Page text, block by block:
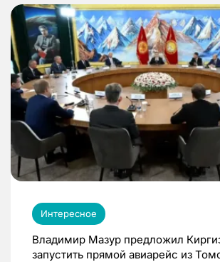
Интересное
Владимир Мазур предложил
запустить прямой авиарейс из